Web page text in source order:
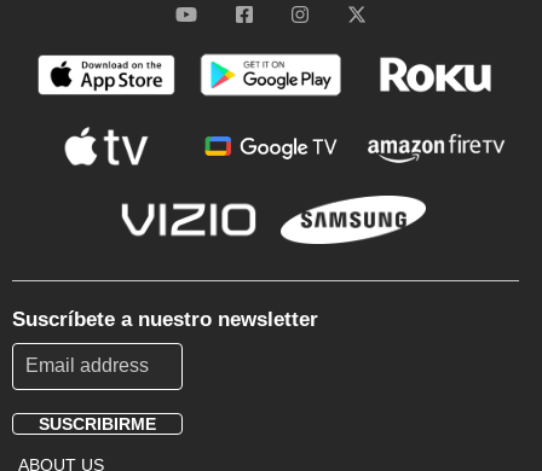
Suscríbete a nuestro newsletter
SUSCRIBIRME
ABOUT US